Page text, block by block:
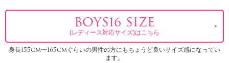
BOYS16 SIZE
(レディース対応サイズ)はこちら
身長155cm〜165cmぐらいの男性の方にもちょうど良いサイズ感になってい
ます。